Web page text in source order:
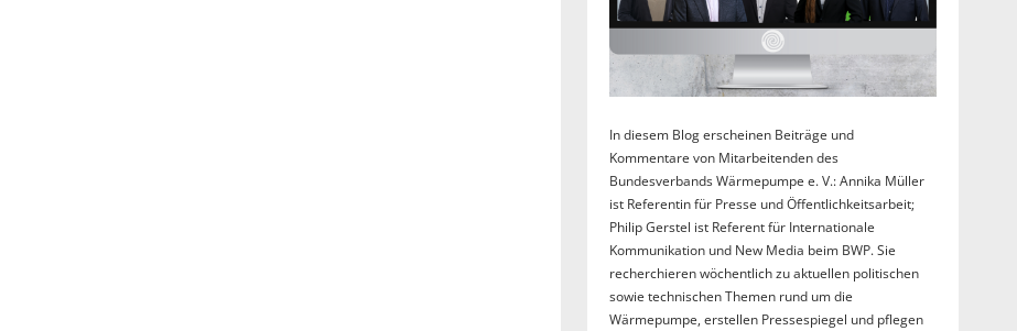
In diesem Blog erscheinen Beiträge und
Kommentare von Mitarbeitenden des
Bundesverbands Wärmepumpe e. V.: Annika Müller
ist Referentin für Presse und Öffentlichkeitsarbeit;
Philip Gerstel ist Referent für Internationale
Kommunikation und New Media beim BWP. Sie
recherchieren wöchentlich zu aktuellen politischen
sowie technischen Themen rund um die
Wärmepumpe, erstellen Pressespiegel und pflegen